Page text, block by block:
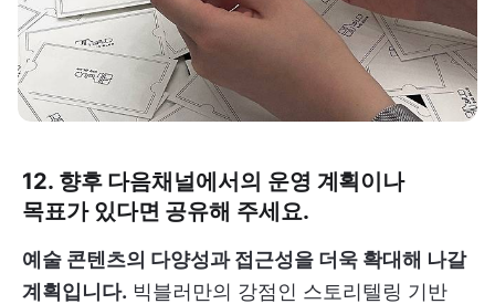
12. 향후 다음채널에서의 운영 계획이나
목표가 있다면 공유해 주세요.
예술 콘텐츠의 다양성과 접근성을 더욱 확대해 나갈
계획입니다. 빅블러만의 강점인 스토리텔링 기반